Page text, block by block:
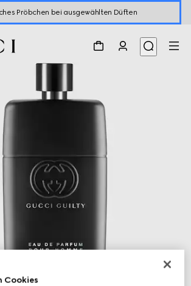
Pröbchen bei ausgewählten Düften
Cookies